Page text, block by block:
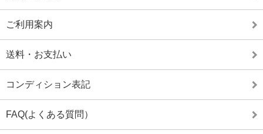
ご利用案内
送料・お支払い
コンディション表記
FAQ(よくある質問）